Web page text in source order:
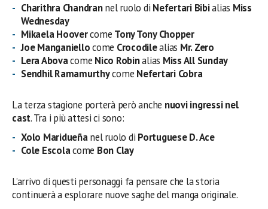
Charithra Chandrannel ruolo di Nefertari Bibialias Miss
Wednesday
Mikaela Hoovercome Tony Tony Chopper
Joe Manganiellocome Crocodilealias Mr. Zero
Lera Abovacome Nico Robinalias Miss All Sunday
Sendhil Ramamurthycome Nefertari Cobra
La terza stagione porterà però anche nuovi ingressi nel
cast. Tra i più attesi ci sono:
Xolo Maridueñanel ruolo di Portuguese D. Ace
Cole Escolacome Bon Clay
L’arrivo di questi personaggi fa pensare che la storia
continuerà a esplorare nuove saghe del manga originale.